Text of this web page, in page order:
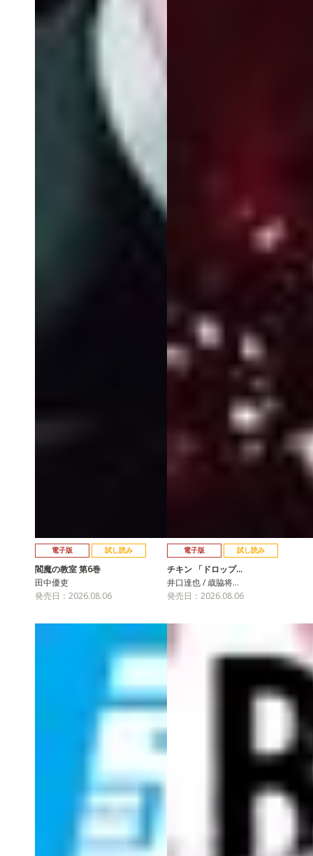
電子版 試し読み
閻魔の教室 第6巻
田中優吏
発売日：2026.08.06
電子版 試し読み
チキン 「ドロップ…
井口達也 / 歳脇将…
発売日：2026.08.06